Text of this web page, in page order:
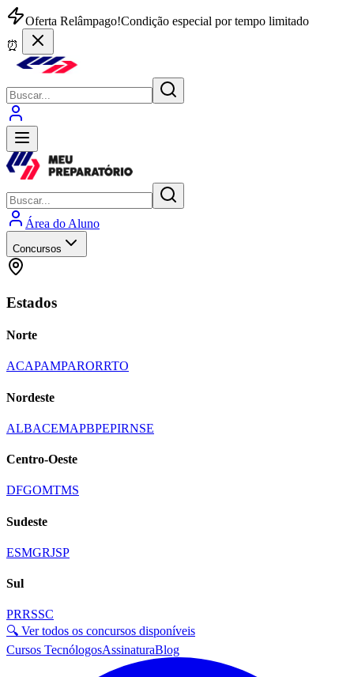
Oferta Relâmpago!Condição especial por tempo limitado
⏰
Área do Aluno
Concursos
Estados
Norte
ACAPAMPARORRTO
Nordeste
ALBACEMAPBPEPIRNSE
Centro-Oeste
DFGOMTMS
Sudeste
ESMGRJSP
Sul
PRRSSC
🔍 Ver todos os concursos disponíveis
Cursos TecnólogosAssinaturaBlog